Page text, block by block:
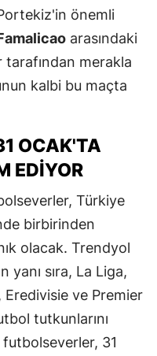
önemli
arasındaki
merakla
kalbi bu maçta
OCAK'TA
EDIYOR
Türkiye
birbirinden
olacak. Trendyol
yanı sıra, La Liga,
Eredivisie ve Premier
tutkunlarını
31